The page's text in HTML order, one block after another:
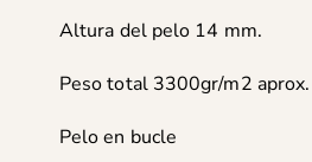
Altura del pelo 14 mm.
Peso total 3300gr/m2 aprox.
Pelo en bucle